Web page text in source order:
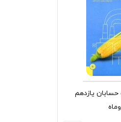
یازدهم